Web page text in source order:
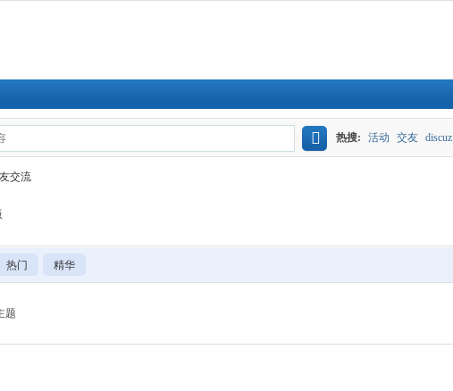
热搜: 活动 交友 discuz
交流
热门 精华
题